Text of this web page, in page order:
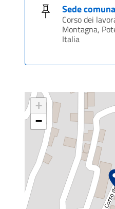
Sede
Corso dei
Montagna,
Italia
+
−